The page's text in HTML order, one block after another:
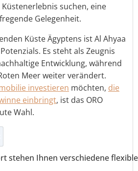
suchen, eine
Gelegenheit.
Küste Ägyptens ist Al Ahyaa
Es steht als Zeugnis
Entwicklung, während
Meer weiter verändert.
investieren möchten, die
einbringt, ist das ORO
Wahl.
stehen Ihnen verschiedene